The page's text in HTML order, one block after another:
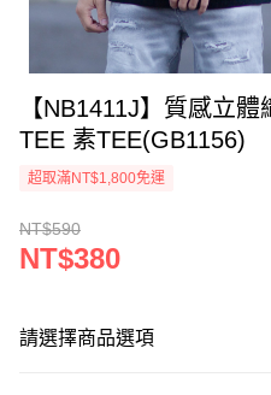
【NB1411J】質感立
TEE 素TEE(GB1156)
超取滿NT$1,800免運
NT$590
NT$380
請選擇商品選項